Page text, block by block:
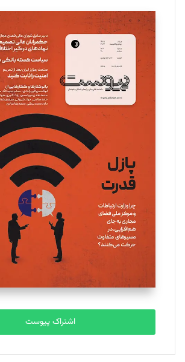
تحریریه
سروش کرمیان
تحریریه
مینا پاکدل
یسنا امان‌پور
تحریریه
ملینا جعفری
تحریریه
مصطفی مسجدی آرانی
تحریریه
بابک نقاش
تحریریه
اشتراک پیوست